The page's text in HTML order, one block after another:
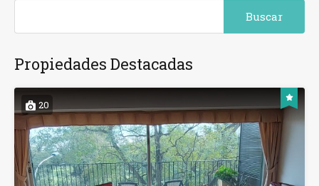
Propiedades Destacadas
20